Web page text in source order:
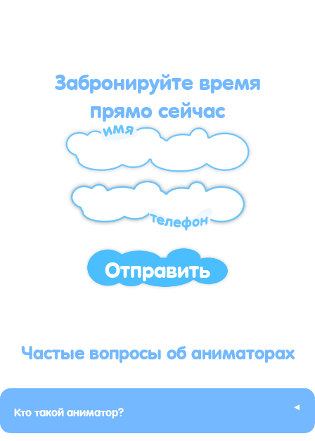
Забронируйте время
прямо сейчас
Отправить
Частые вопросы об аниматорах
Кто такой аниматор? ▸